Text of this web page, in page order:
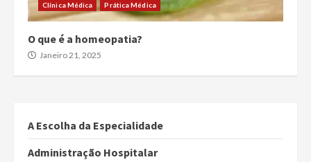
Clínica Médica Prática Médica
O que é a homeopatia?
Janeiro 21, 2025
A Escolha da Especialidade
Administração Hospitalar